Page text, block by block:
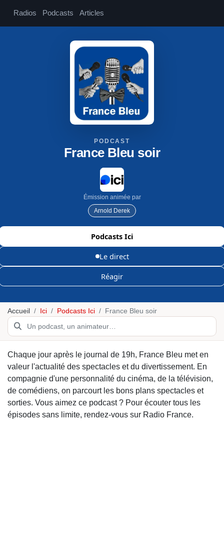
Radios Podcasts Articles
PODCAST
France Bleu soir
Émission animée par
Arnold Derek
Podcasts Ici
Le direct
Réagir
Accueil Ici Podcasts Ici France Bleu soir
Chaque jour après le journal de 19h, France Bleu met en
valeur l'actualité des spectacles et du divertissement. En
compagnie d'une personnalité du cinéma, de la télévision,
de comédiens, on parcourt les bons plans spectacles et
sorties. Vous aimez ce podcast ? Pour écouter tous les
épisodes sans limite, rendez-vous sur Radio France.